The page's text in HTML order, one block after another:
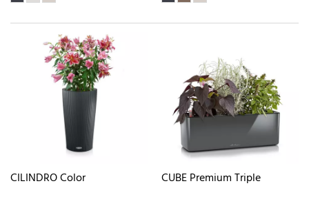
CILINDRO Color CUBE Premium Triple